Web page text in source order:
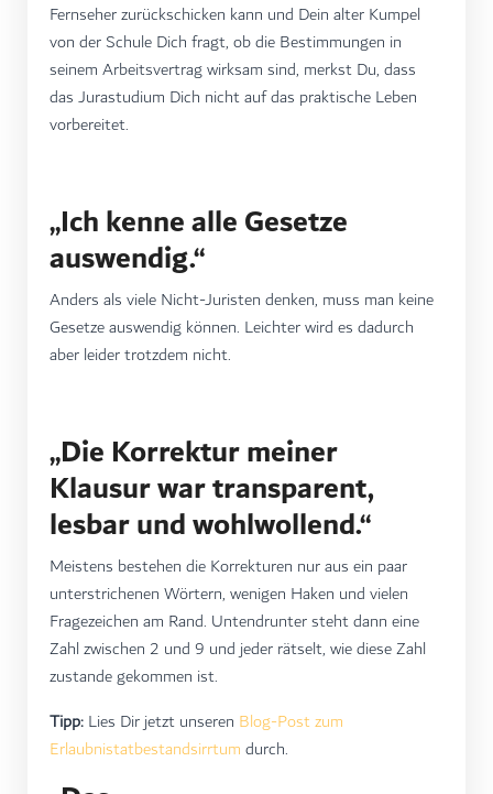
Fernseher zurückschicken kann und Dein alter Kumpel
von der Schule Dich fragt, ob die Bestimmungen in
seinem Arbeitsvertrag wirksam sind, merkst Du, dass
das Jurastudium Dich nicht auf das praktische Leben
vorbereitet.
„Ich kenne alle Gesetze
auswendig.“
Anders als viele Nicht-Juristen denken, muss man keine
Gesetze auswendig können. Leichter wird es dadurch
aber leider trotzdem nicht.
„Die Korrektur meiner
Klausur war transparent,
lesbar und wohlwollend.“
Meistens bestehen die Korrekturen nur aus ein paar
unterstrichenen Wörtern, wenigen Haken und vielen
Fragezeichen am Rand. Untendrunter steht dann eine
Zahl zwischen 2 und 9 und jeder rätselt, wie diese Zahl
zustande gekommen ist.
Tipp: Lies Dir jetzt unseren Blog-Post zum
Erlaubnistatbestandsirrtum durch.